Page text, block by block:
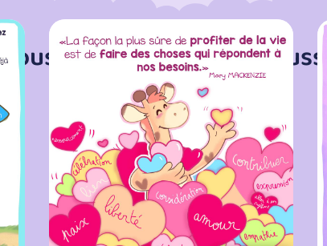
Vous aimerez sûrement